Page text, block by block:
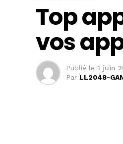
Top
vos
Publié le 1 juin
Par LL2048-